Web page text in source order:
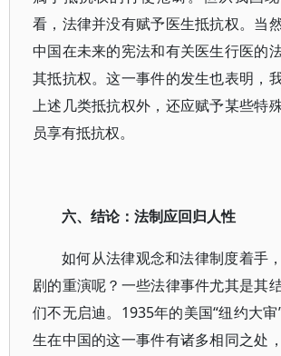
看，法律并没有赋予医生抵抗权。当
中国在未来的宪法和有关医生行医的
其抵抗权。这一事件的发生也表明，
上述几类抵抗权外，还应赋予某些特
员享有抵抗权。
六、结论：法制应回归人性
如何从法律观念和法律制度着手
剧的重演呢？一些法律事件尤其是其
们不无启迪。1935年的美国“纽约大
生在中国的这一事件有诸多相同之处